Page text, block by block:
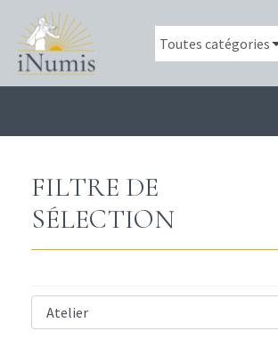
FILTRE DE
SÉLECTION